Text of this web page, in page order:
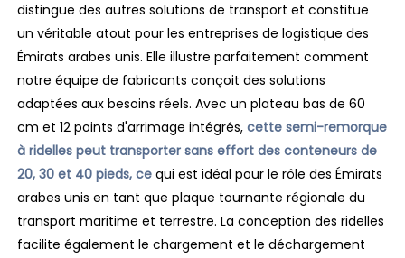
distingue des autres solutions de transport et constitue
un véritable atout pour les entreprises de logistique des
Émirats arabes unis. Elle illustre parfaitement comment
notre équipe de fabricants conçoit des solutions
adaptées aux besoins réels. Avec un plateau bas de 60
cm et 12 points d'arrimage intégrés,cette semi-remorque
à ridelles peut transporter sans effort des conteneurs de
20, 30 et 40 pieds, ce qui est idéal pour le rôle des Émirats
arabes unis en tant que plaque tournante régionale du
transport maritime et terrestre. La conception des ridelles
facilite également le chargement et le déchargement